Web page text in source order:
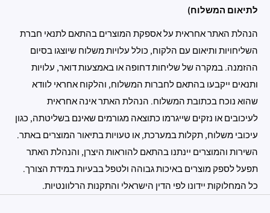
לתיאום המשלוח)
הנהלת האתר אחראית על אספקת המוצרים בהתאם לתנאי חברת
השליחויות ותיאום עם הלקוח, כולל עלויות משלוח שיוצגו בסיום
ההזמנה. במקרה של שליחות דחופה או באמצעות דואר, עלויות
ותנאים ייקבעו בהתאם לחברות המשלוח, והלקוח אחראי לוודא
שהוא נוכח בכתובת המשלוח. הנהלת האתר אינה אחראית
לעיכובים או נזקים שייגרמו כתוצאה מגורמים שאינם בשליטתה, כגון
עיכובי משלוח, תקלות במערכת, או טעויות בתיאור המוצרים באתר.
השירות והמוצרים יינתנו בהתאם להוראות היצרן, והנהלת האתר
תפעל לספק מוצרים באיכות גבוהה ולטפל בבעיות במידת הצורך.
כל המחלוקות יידונו לפי הדין הישראלי והתקנות הרלוונטיות.